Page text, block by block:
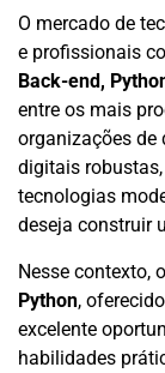
O mercado de
e profissionais
Back-end,
entre os mais
organizações de
digitais
tecnologias
deseja construir
Nesse contexto, o
Python,
excelente
habilidades